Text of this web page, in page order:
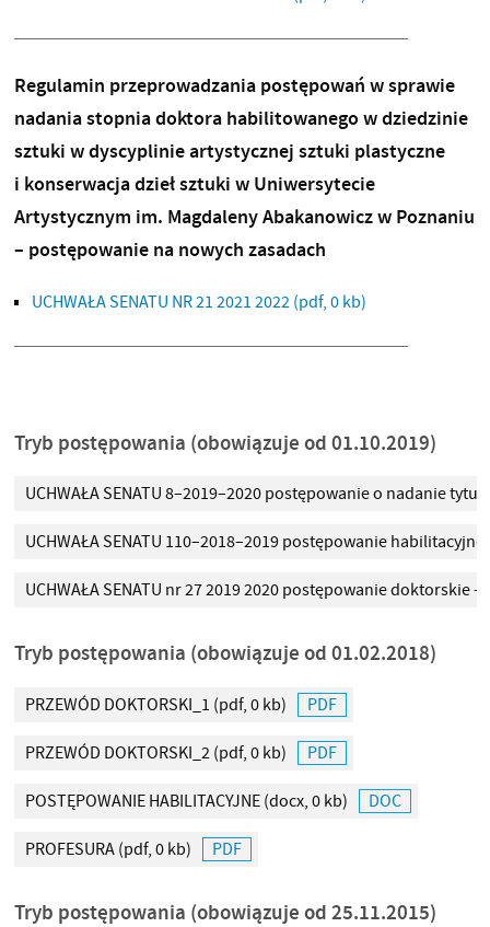
Regulamin przeprowadzania postępowań w sprawie
nadania stopnia doktora habilitowanego w dziedzinie
sztuki w dyscyplinie artystycznej sztuki plastyczne
i konserwacja dzieł sztuki w Uniwersytecie
Artystycznym im. Magdaleny Abakanowicz w Poznaniu
– postępowanie na nowych zasadach
UCHWAŁA SENATU NR 21 2021 2022 (pdf, 0 kb)
Tryb postępowania (obowiązuje od 01.10.2019)
UCHWAŁA SENATU 8–2019–2020 postępowanie o nadanie
UCHWAŁA SENATU 110–2018–2019 postępowanie habilitacyjne
UCHWAŁA SENATU nr 27 2019 2020 postępowanie doktorskie –
Tryb postępowania (obowiązuje od 01.02.2018)
PRZEWÓD DOKTORSKI_1 (pdf, 0 kb)
PRZEWÓD DOKTORSKI_2 (pdf, 0 kb)
POSTĘPOWANIE HABILITACYJNE (docx, 0 kb)
PROFESURA (pdf, 0 kb)
Tryb postępowania (obowiązuje od 25.11.2015)